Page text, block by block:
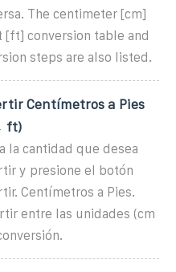
The centimeter [cm]
[ft] conversion table and
steps are also listed.
Centímetros a Pies
ft)
la cantidad que desea
y presione el botón
Centímetros a Pies.
entre las unidades (cm